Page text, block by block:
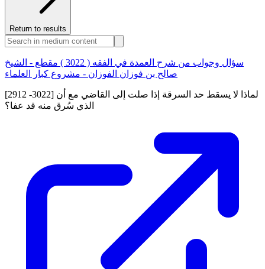
Return to results
سؤال وجواب من شرح العمدة في الفقه ( 3022 ) مقطع - الشيخ
صالح بن فوزان الفوزان - مشروع كبار العلماء
[2912 -3022] لماذا لا يسقط حد السرقة إذا صلت إلى القاضي مع أن
الذي سُرق منه قد عفا؟